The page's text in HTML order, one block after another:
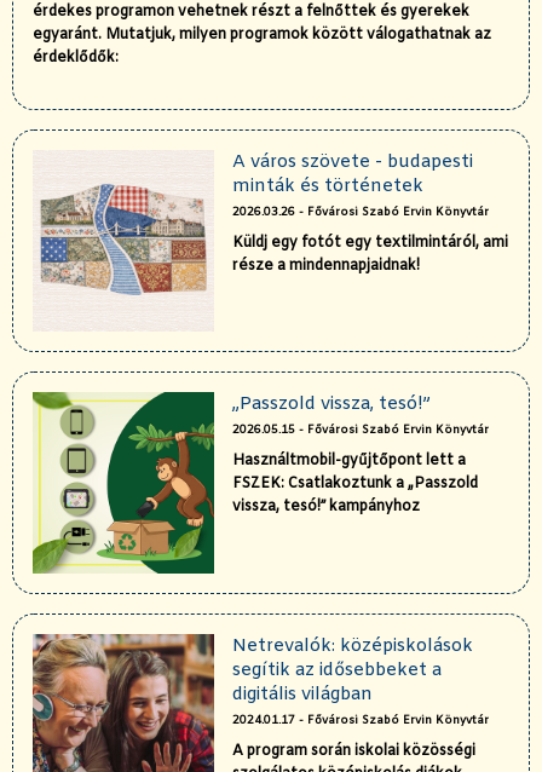
érdekes programon vehetnek részt a felnőttek és gyerekek
egyaránt. Mutatjuk, milyen programok között válogathatnak az
érdeklődők:
A város szövete - budapesti
minták és történetek
2026.03.26 - Fővárosi Szabó Ervin Könyvtár
Küldj egy fotót egy textilmintáról, ami
része a mindennapjaidnak!
„Passzold vissza, tesó!”
2026.05.15 - Fővárosi Szabó Ervin Könyvtár
Használtmobil-gyűjtőpont lett a
FSZEK: Csatlakoztunk a „Passzold
vissza, tesó!” kampányhoz
Netrevalók: középiskolások
segítik az idősebbeket a
digitális világban
2024.01.17 - Fővárosi Szabó Ervin Könyvtár
A program során iskolai közösségi